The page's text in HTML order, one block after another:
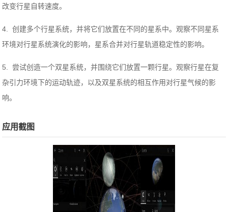
改变行星自转速度。
4. 创建多个行星系统，并将它们放置在不同的星系中。观察不同星系
环境对行星系统演化的影响，星系合并对行星轨道稳定性的影响。
5. 尝试创造一个双星系统，并围绕它们放置一颗行星。观察行星在复
杂引力环境下的运动轨迹，以及双星系统的相互作用对行星气候的影
响。
应用截图